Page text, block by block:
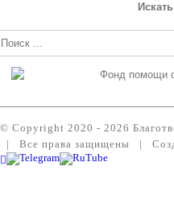
© Copyright 2020 - 2026
| Все права защищены |
Vk
Telegram RuTube